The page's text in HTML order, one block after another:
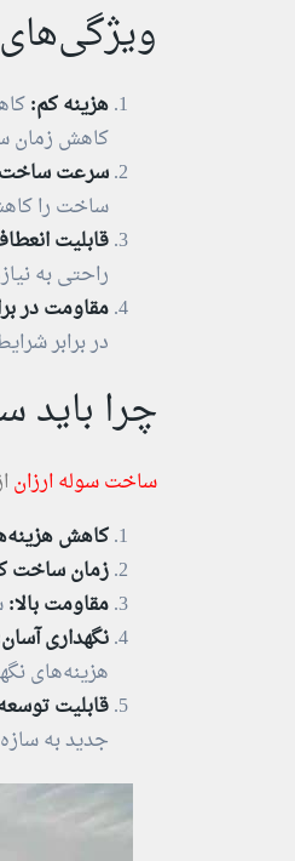
هزینه کم:
کاهش زمان
سرعت ساخت
ساخت را
قابلیت
راحتی به
مقاومت در
در برابر
چرا باید
ساخت سوله‌ ارزان
کاهش
زمان ساخت
مقاومت بالا:
نگهداری
هزینه‌های
قابلیت
جدید به